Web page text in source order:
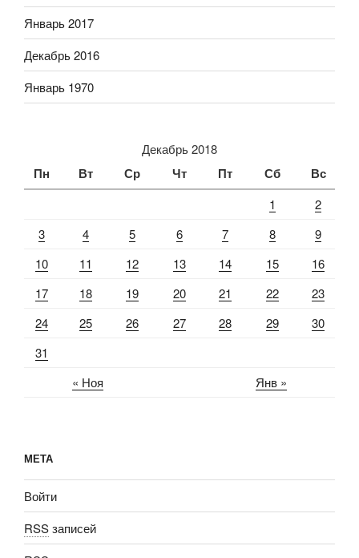
Январь 2017
Декабрь 2016
Январь 1970
Декабрь 2018
Пн Вт Ср Чт Пт Сб Вс
« Ноя Янв »
1
2
3
4 5 6 7 8
9
10
11 12 13 14 15
16
17
18 19 20 21 22
23
24
25 26 27 28 29
30
31
МЕТА
Войти
RSSзаписей